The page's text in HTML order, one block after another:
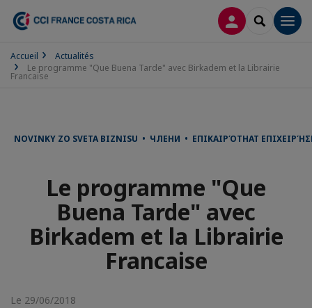
CONNEXION
Accueil
Actualités
Le programme "Que Buena Tarde" avec Birkadem et la Librairie
Francaise
NOVINKY ZO SVETA BIZNISU • ЧЛЕНИ • ΕΠΙΚΑΙΡΌΤΗΑΤ
Le programme "Que
Buena Tarde" avec
Birkadem et la Librairie
Francaise
Le 29/06/2018